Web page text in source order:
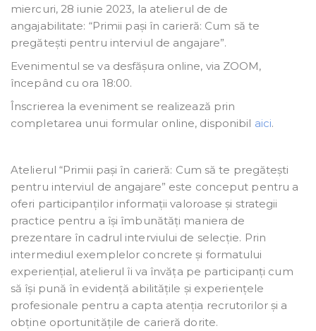
miercuri, 28 iunie 2023, la atelierul de de
angajabilitate: “Primii pași în carieră: Cum să te
pregătești pentru interviul de angajare”.
Evenimentul se va desfășura online, via ZOOM,
începând cu ora 18:00.
Înscrierea la eveniment se realizează prin
completarea unui formular online, disponibil aici.
Atelierul “Primii pași în carieră: Cum să te pregătești
pentru interviul de angajare” este conceput pentru a
oferi participanților informații valoroase și strategii
practice pentru a își îmbunătăți maniera de
prezentare în cadrul interviului de selecție. Prin
intermediul exemplelor concrete și formatului
experiențial, atelierul îi va învăța pe participanți cum
să își pună în evidență abilitățile și experiențele
profesionale pentru a capta atenția recrutorilor și a
obține oportunitățile de carieră dorite.